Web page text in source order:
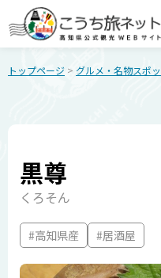
トップページ > グルメ・名物スポ
黒尊
くろそん
#高知県産 #居酒屋